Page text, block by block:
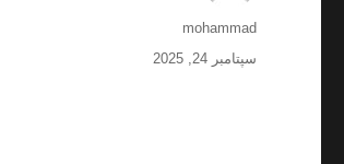
نویسنده
mohammad
ارسال
سپتامبر 24, 2025